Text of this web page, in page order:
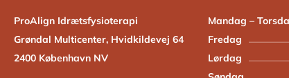
ProAlign Idrætsfysioterapi
Grøndal Multicenter, Hvidkildevej 64
2400 København NV
Mandag –
Fredag
Lørdag